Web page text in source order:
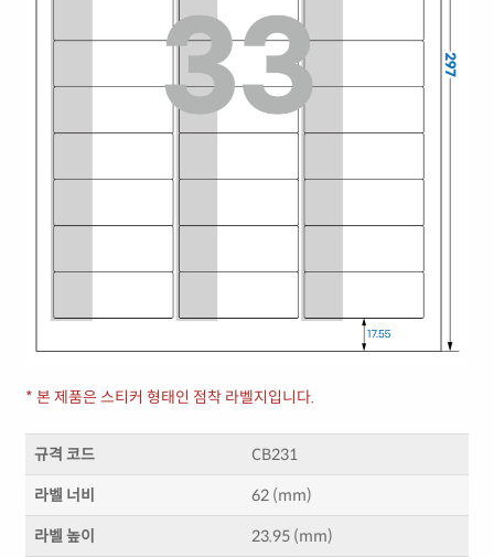
* 본 제품은 스티커 형태인 점착 라벨지입니다.
규격 코드 CB231
라벨 너비 62 (mm)
라벨 높이 23.95 (mm)